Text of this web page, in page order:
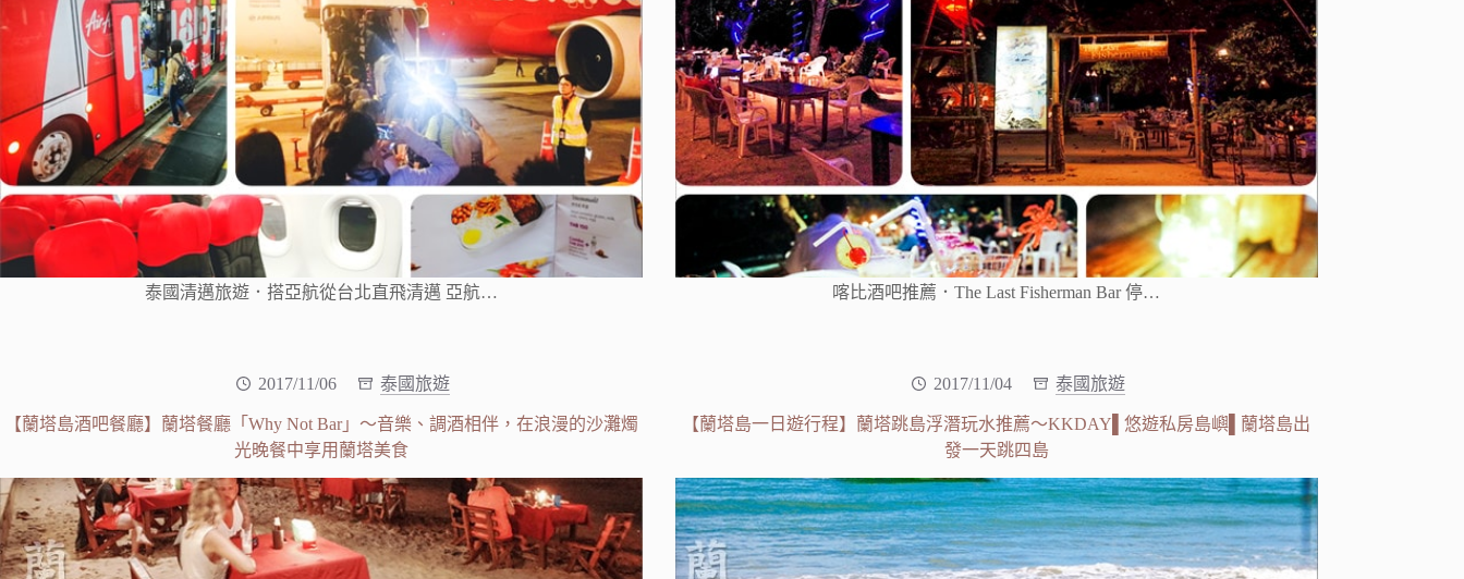
泰國清邁旅遊．搭亞航從台北直飛清邁 亞航… 喀比酒吧推薦．The Last Fisherman Bar 停…
2017/11/06 泰國旅遊
【蘭塔島酒吧餐廳】蘭塔餐廳「Why Not Bar」～音樂、調酒相伴，在浪漫的沙灘燭
光晚餐中享用蘭塔美食
2017/11/04 泰國旅遊
【蘭塔島一日遊行程】蘭塔跳島浮潛玩水推薦～KKDAY▌悠遊私房島嶼▌蘭塔島出
發一天跳四島